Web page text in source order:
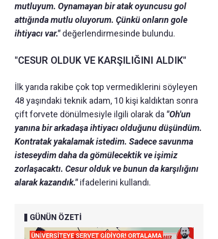
mutluyum. Oynamayan bir atak oyuncusu gol
attığında mutlu oluyorum. Çünkü onların gole
ihtiyacı var."değerlendirmesinde bulundu.
"CESUR OLDUK VE KARŞILIĞINI ALDIK"
İlk yarıda rakibe çok top vermediklerini söyleyen
48 yaşındaki teknik adam, 10 kişi kaldıktan sonra
çift forvete dönülmesiyle ilgili olarak da "Oh'un
yanına bir arkadaşa ihtiyacı olduğunu düşündüm.
Kontratak yakalamak istedim. Sadece savunma
isteseydim daha da gömülecektik ve işimiz
zorlaşacaktı. Cesur olduk ve bunun da karşılığını
alarak kazandık."ifadelerini kullandı.
GÜNÜN ÖZETİ